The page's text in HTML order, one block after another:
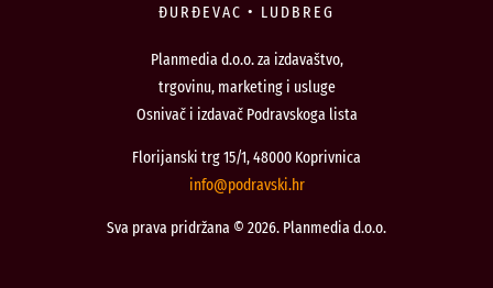
ĐURĐEVAC • LUDBREG
Planmedia d.o.o. za izdavaštvo,
trgovinu, marketing i usluge
Osnivač i izdavač Podravskoga lista
Florijanski trg 15/1, 48000 Koprivnica
rh.iksvardop
@ofni
Sva prava pridržana © 2026. Planmedia d.o.o.